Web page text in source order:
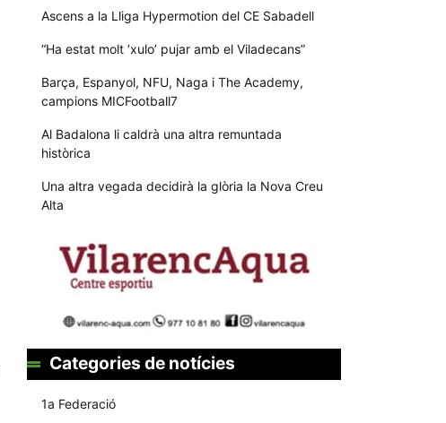
Ascens a la Lliga Hypermotion del CE Sabadell
“Ha estat molt ‘xulo’ pujar amb el Viladecans”
Barça, Espanyol, NFU, Naga i The Academy,
campions MICFootball7
Al Badalona li caldrà una altra remuntada
històrica
Una altra vegada decidirà la glòria la Nova Creu
Alta
Categories de notícies
1a Federació